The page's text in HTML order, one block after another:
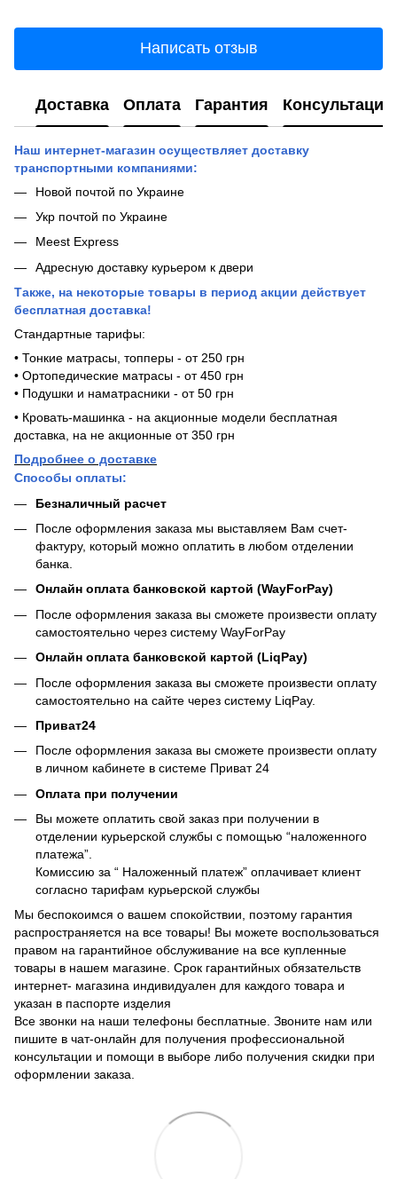
Написать отзыв
Доставка Оплата Гарантия Консультация
Наш интернет-магазин осуществляет доставку
транспортными компаниями:
Новой почтой по Украине
Укр почтой по Украине
Meest Express
Адресную доставку курьером к двери
Также, на некоторые товары в период акции действует
бесплатная доставка!
Стандартные тарифы:
• Тонкие матрасы, топперы - от 250 грн
• Ортопедические матрасы - от 450 грн
• Подушки и наматрасники - от 50 грн
• Кровать-машинка - на акционные модели бесплатная
доставка, на не акционные от 350 грн
Подробнее о доставке
Способы оплаты:
Безналичный расчет
После оформления заказа мы выставляем Вам счет-
фактуру, который можно оплатить в любом отделении
банка.
Онлайн оплата банковской картой (WayForPay)
После оформления заказа вы сможете произвести оплату
самостоятельно через систему WayForPay
Онлайн оплата банковской картой (LiqPay)
После оформления заказа вы сможете произвести оплату
самостоятельно на сайте через систему LiqPay.
Приват24
После оформления заказа вы сможете произвести оплату
в личном кабинете в системе Приват 24
Оплата при получении
Вы можете оплатить свой заказ при получении в
отделении курьерской службы с помощью “наложенного
платежа”.
Комиссию за “ Наложенный платеж” оплачивает клиент
согласно тарифам курьерской службы
Мы беспокоимся о вашем спокойствии, поэтому гарантия
распространяется на все товары! Вы можете воспользоваться
правом на гарантийное обслуживание на все купленные
товары в нашем магазине. Срок гарантийных обязательств
интернет- магазина индивидуален для каждого товара и
указан в паспорте изделия
Все звонки на наши телефоны бесплатные. Звоните нам или
пишите в чат-онлайн для получения профессиональной
консультации и помощи в выборе либо получения скидки при
оформлении заказа.